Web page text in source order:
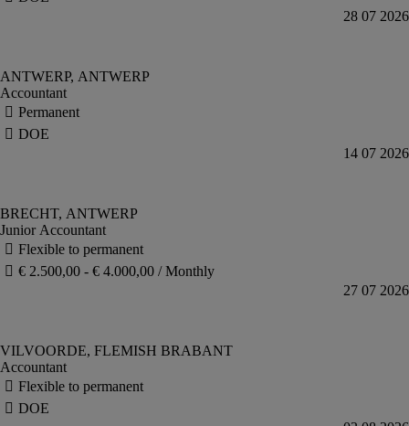
Accountant
Junior Accountant
Accountant